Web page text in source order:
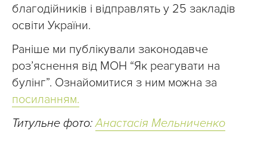
благодійників і відправлять у 25 закладів
освіти України.
Раніше ми публікували законодавче
роз’яснення від МОН “Як реагувати на
булінг”. Ознайомитися з ним можна за
посиланням.
Титульне фото:Анастасія Мельниченко